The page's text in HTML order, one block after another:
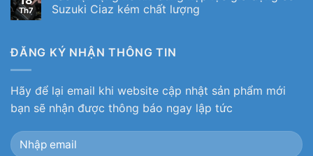
Th7
Suzuki Ciaz kém chất lượng
ĐĂNG KÝ NHẬN THÔNG TIN
Hãy để lại email khi website cập nhật sản phẩm mới
bạn sẽ nhận được thông báo ngay lập tức